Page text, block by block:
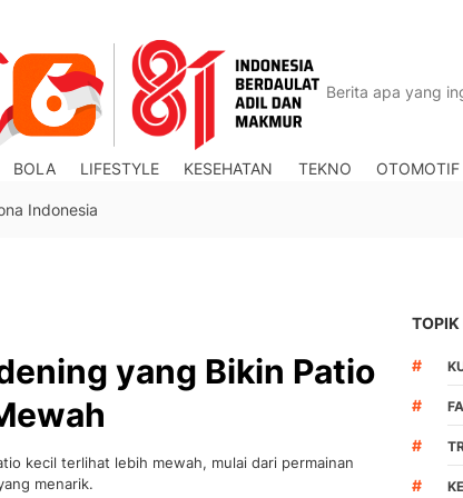
BOLA LIFESTYLE KESEHATAN TEKNO OTOMOTIF
Indonesia
yang Bikin Patio
kecil terlihat lebih mewah, mulai dari permainan
menarik.
TOPIK
#
#
#
#